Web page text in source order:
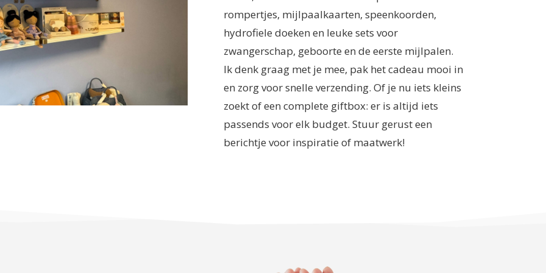
rompertjes, mijlpaalkaarten, speenkoorden,
hydrofiele doeken en leuke sets voor
zwangerschap, geboorte en de eerste mijlpalen.
Ik denk graag met je mee, pak het cadeau mooi in
en zorg voor snelle verzending. Of je nu iets kleins
zoekt of een complete giftbox: er is altijd iets
passends voor elk budget. Stuur gerust een
berichtje voor inspiratie of maatwerk!